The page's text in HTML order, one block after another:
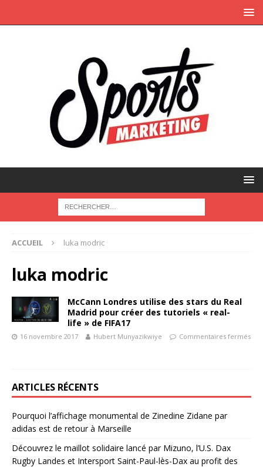
ACCUEIL luka modric
luka modric
McCann Londres utilise des stars du Real
Madrid pour créer des tutoriels « real-
life » de FIFA17
16 novembre 2017 Hubert Munyazikwiye Commentaires fermés
ARTICLES RÉCENTS
Pourquoi l’affichage monumental de Zinedine Zidane par
adidas est de retour à Marseille
Découvrez le maillot solidaire lancé par Mizuno, l’U.S. Dax
Rugby Landes et Intersport Saint-Paul-lès-Dax au profit des